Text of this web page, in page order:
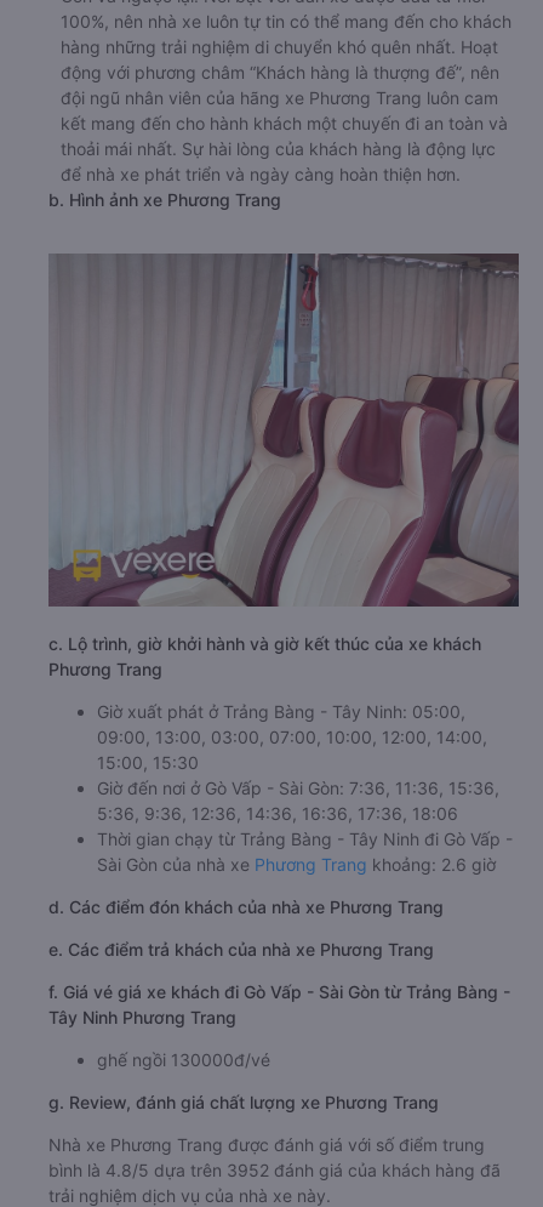
100%, nên nhà xe luôn tự tin có thể mang đến cho khách
hàng những trải nghiệm di chuyển khó quên nhất. Hoạt
động với phương châm “Khách hàng là thượng đế”, nên
đội ngũ nhân viên của hãng xe Phương Trang luôn cam
kết mang đến cho hành khách một chuyến đi an toàn và
thoải mái nhất. Sự hài lòng của khách hàng là động lực
để nhà xe phát triển và ngày càng hoàn thiện hơn.
b. Hình ảnh xe Phương Trang
c. Lộ trình, giờ khởi hành và giờ kết thúc của xe khách
Phương Trang
Giờ xuất phát ở Trảng Bàng - Tây Ninh: 05:00,
09:00, 13:00, 03:00, 07:00, 10:00, 12:00, 14:00,
15:00, 15:30
Giờ đến nơi ở Gò Vấp - Sài Gòn: 7:36, 11:36, 15:36,
5:36, 9:36, 12:36, 14:36, 16:36, 17:36, 18:06
Thời gian chạy từ Trảng Bàng - Tây Ninh đi Gò Vấp -
Sài Gòn của nhà xe Phương Trang khoảng: 2.6 giờ
d. Các điểm đón khách của nhà xe Phương Trang
e. Các điểm trả khách của nhà xe Phương Trang
f. Giá vé giá xe khách đi Gò Vấp - Sài Gòn từ Trảng Bàng -
Tây Ninh Phương Trang
ghế ngồi 130000đ/vé
g. Review, đánh giá chất lượng xe Phương Trang
Nhà xe Phương Trang được đánh giá với số điểm trung
bình là 4.8/5 dựa trên 3952 đánh giá của khách hàng đã
trải nghiệm dịch vụ của nhà xe này.